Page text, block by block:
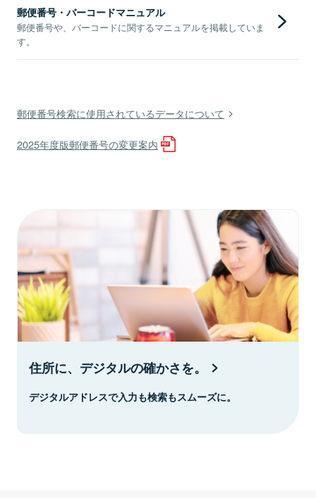
郵便番号・バーコードマニュアル
郵便番号や、バーコードに関するマニュアルを掲載していま
す。
郵便番号検索に使用されているデータについて
2025年度版郵便番号の変更案内
住所に、デジタルの確かさを。
デジタルアドレスで入力も検索もスムーズに。